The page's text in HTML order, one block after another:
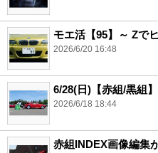
モエ活【95】～ Zで
2026/6/20 16:48
6/28(日)【赤組/黒組
2026/6/18 18:44
赤組INDEX画像編集